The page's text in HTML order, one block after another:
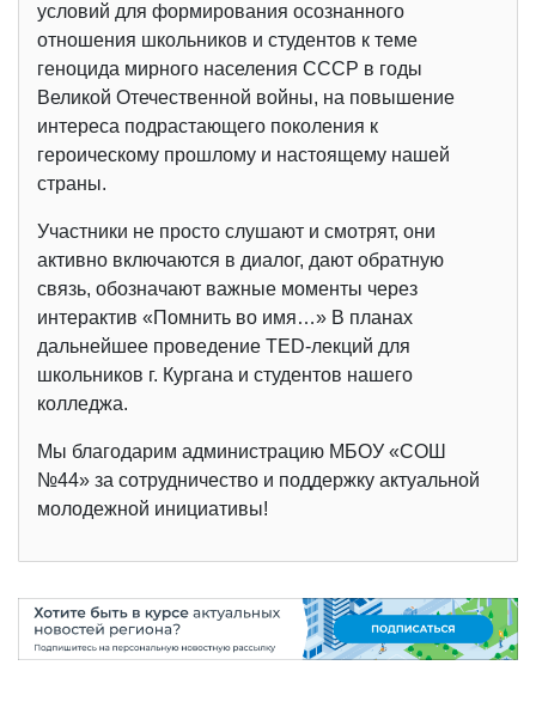
условий для формирования осознанного
отношения школьников и студентов к теме
геноцида мирного населения СССР в годы
Великой Отечественной войны, на повышение
интереса подрастающего поколения к
героическому прошлому и настоящему нашей
страны.
Участники не просто слушают и смотрят, они
активно включаются в диалог, дают обратную
связь, обозначают важные моменты через
интерактив «Помнить во имя…» В планах
дальнейшее проведение TED-лекций для
школьников г. Кургана и студентов нашего
колледжа.
Мы благодарим администрацию МБОУ «СОШ
№44» за сотрудничество и поддержку актуальной
молодежной инициативы!